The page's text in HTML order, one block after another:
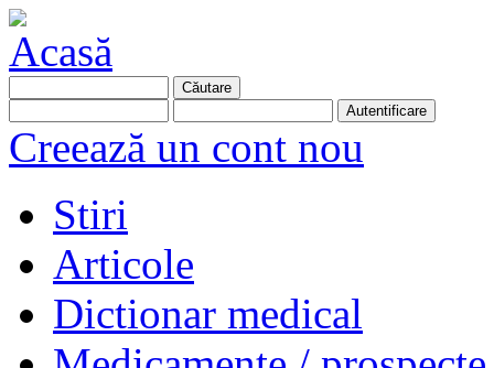
Creează un cont nou
Stiri
Articole
Dictionar medical